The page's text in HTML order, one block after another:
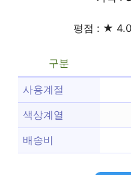
평점 : ★
구분
사용계절
색상계열
배송비